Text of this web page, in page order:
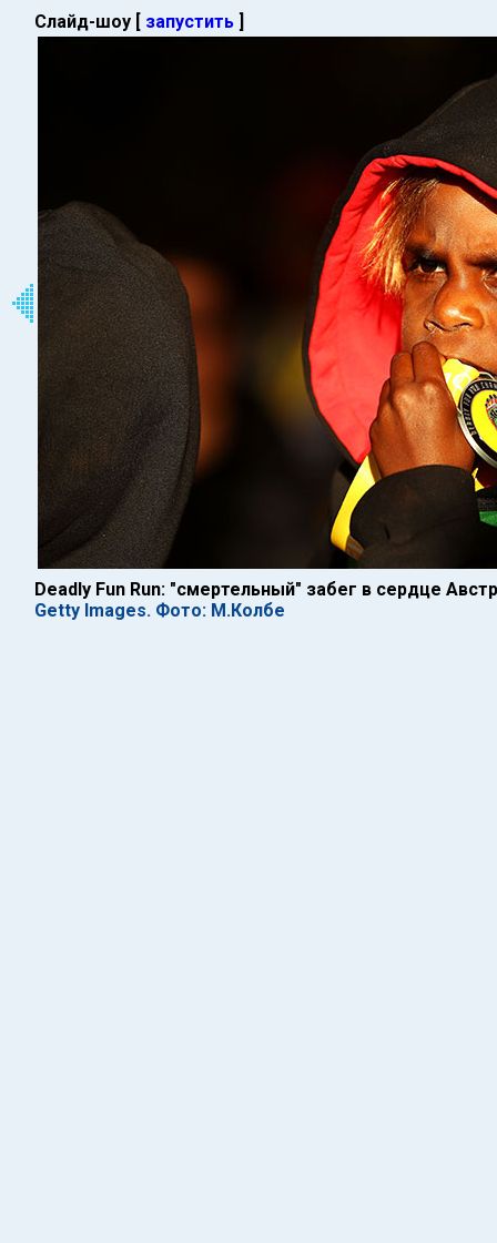
Слайд-шоу [ запустить ]
Deadly Fun Run: "смертельный" забег в сердце
Getty Images. Фото: М.Колбе